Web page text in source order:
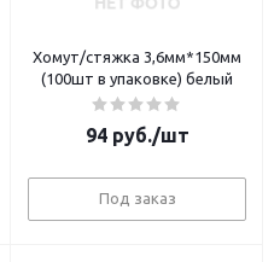
Хомут/стяжка 3,6мм*150мм
(100шт в упаковке) белый
94руб./шт
Под заказ